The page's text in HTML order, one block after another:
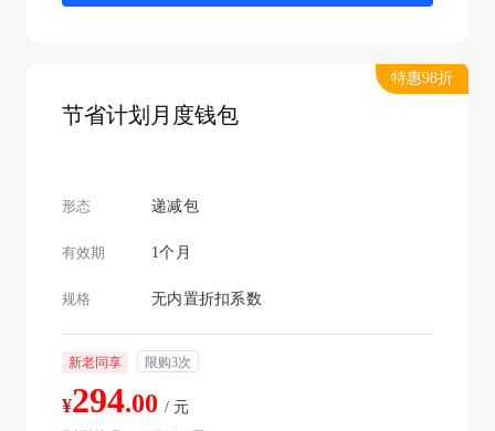
特惠98折
节省计划月度钱包
形态 递减包
有效期 1个月
规格 无内置折扣系数
新老同享 限购3次
¥294.00 / 元